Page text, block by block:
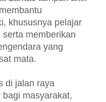
khususnya pelajar
memberikan
yang
mata.
di jalan raya
masyarakat,